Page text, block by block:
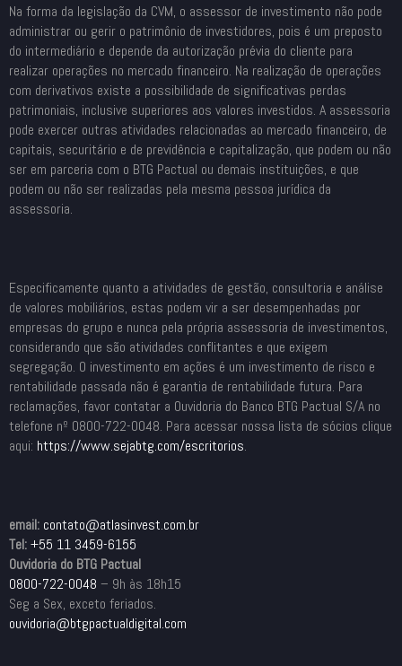
Na forma da legislação da CVM, o assessor de investimento não pode
administrar ou gerir o patrimônio de investidores, pois é um preposto
do intermediário e depende da autorização prévia do cliente para
realizar operações no mercado financeiro. Na realização de operações
com derivativos existe a possibilidade de significativas perdas
patrimoniais, inclusive superiores aos valores investidos. A assessoria
pode exercer outras atividades relacionadas ao mercado financeiro, de
capitais, securitário e de previdência e capitalização, que podem ou não
ser em parceria com o BTG Pactual ou demais instituições, e que
podem ou não ser realizadas pela mesma pessoa jurídica da
assessoria.
Especificamente quanto a atividades de gestão, consultoria e análise
de valores mobiliários, estas podem vir a ser desempenhadas por
empresas do grupo e nunca pela própria assessoria de investimentos,
considerando que são atividades conflitantes e que exigem
segregação. O investimento em ações é um investimento de risco e
rentabilidade passada não é garantia de rentabilidade futura. Para
reclamações, favor contatar a Ouvidoria do Banco BTG Pactual S/A no
telefone nº 0800-722-0048. Para acessar nossa lista de sócios clique
aqui: https://www.sejabtg.com/escritorios.
email: contato@atlasinvest.com.br
Tel:+55 11 3459-6155
Ouvidoria do BTG Pactual
0800-722-0048 – 9h às 18h15
Seg a Sex, exceto feriados.
ouvidoria@btgpactualdigital.com